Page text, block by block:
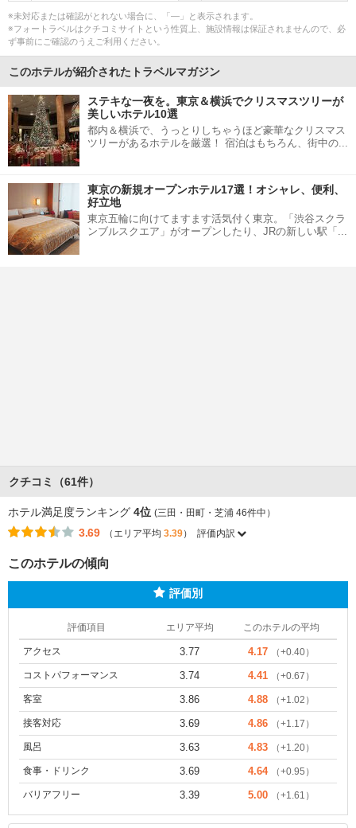
※未対応または確認がとれない場合に、「―」と表示されます。
※フォートラベルはクチコミサイトという性質上、施設情報は保証されませんので、必
ず事前にご確認のうえご利用ください。
このホテルが紹介されたトラベルマガジン
ステキな一夜を。東京＆横浜でクリスマスツリーが
美しいホテル10選
都内＆横浜で、うっとりしちゃうほど豪華なクリスマス
ツリーがあるホテルを厳選！ 宿泊はもちろん、街中の...
東京の新規オープンホテル17選！オシャレ、便利、
好立地
東京五輪に向けてますます活気付く東京。「渋谷スクラ
ンブルスクエア」がオープンしたり、JRの新しい駅「...
クチコミ（61件）
ホテル満足度ランキング 4位 (三田・田町・芝浦 46件中）
3.69 （エリア平均 3.39） 評価内訳
このホテルの傾向
評価別
評価項目 エリア平均 このホテルの平均
アクセス 3.77 4.17 （+0.40）
コストパフォーマンス 3.74 4.41 （+0.67）
客室 3.86 4.88 （+1.02）
接客対応 3.69 4.86 （+1.17）
風呂 3.63 4.83 （+1.20）
食事・ドリンク 3.69 4.64 （+0.95）
バリアフリー 3.39 5.00 （+1.61）